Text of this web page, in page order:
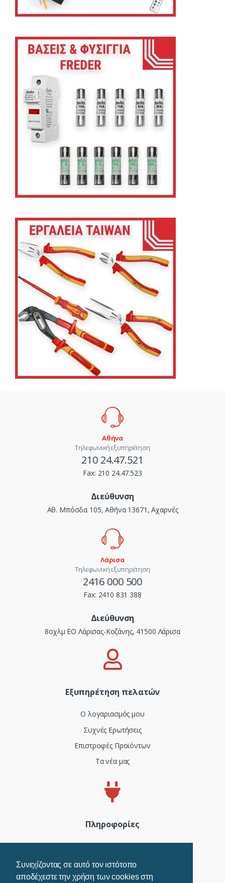
Συνεχίζοντας σε αυτό τον ιστότοπο
αποδέχεστε την χρήση των cookies στη
Αθήνα
Τηλεφωνική εξυπηρέτηση
210 24.47.521
Fax: 210 24.47.523
Διεύθυνση
Αθ. Μπόσδα 105, Αθήνα 13671, Αχαρνές
Λάρισα
Τηλεφωνική εξυπηρέτηση
2416 000 500
Fax: 2410 831 388
Διεύθυνση
8οχλμ ΕΟ Λάρισας-Κοζάνης, 41500 Λάρισα
Εξυπηρέτηση πελατών
Ο λογαριασμός μου
Συχνές Ερωτήσεις
Επιστροφές Προϊόντων
Τα νέα μας
Πληροφορίες
Όροι Χρήσης
Τρόποι Πληρωμής